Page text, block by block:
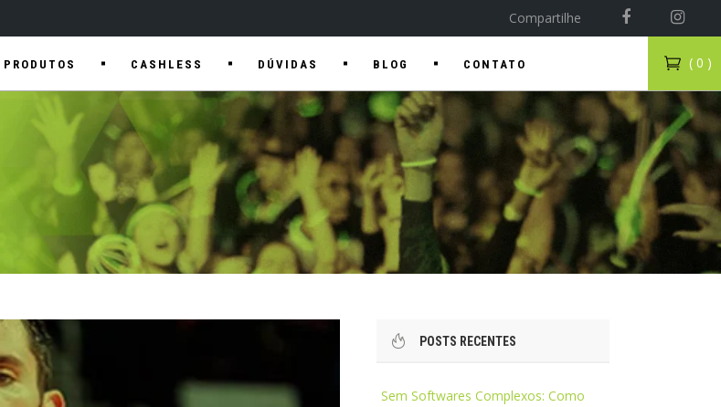
Compartilhe
PRODUTOS CASHLESS DÚVIDAS BLOG CONTATO ( 0 )
POSTS RECENTES
Sem Softwares Complexos: Como